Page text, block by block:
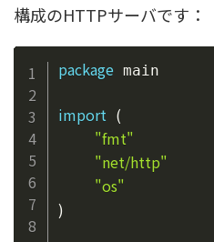
構成のHTTPサーバです：
package main
import (
"fmt"
"net/http"
"os"
)